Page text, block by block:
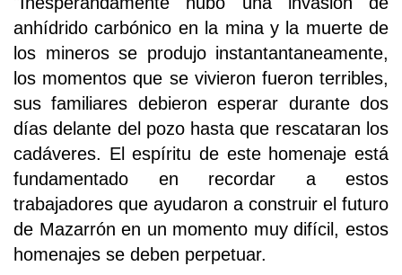
anhídrido carbónico en la mina y la muerte de
los mineros se produjo instantantaneamente,
los momentos que se vivieron fueron terribles,
sus familiares debieron esperar durante dos
días delante del pozo hasta que rescataran los
cadáveres. El espíritu de este homenaje está
fundamentado en recordar a estos
trabajadores que ayudaron a construir el futuro
de Mazarrón en un momento muy difícil, estos
homenajes se deben perpetuar.